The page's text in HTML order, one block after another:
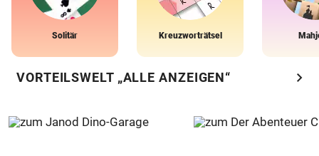
Solitär Kreuzworträtsel
VORTEILSWELT „ALLE ANZEIGEN“ chevron_right